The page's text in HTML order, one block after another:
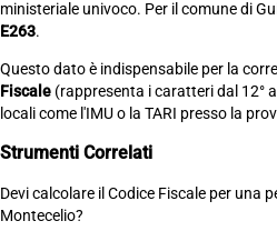
ministeriale univoco. Per il comune di
E263.
Questo dato è indispensabile per la
Fiscale (rappresenta i caratteri dal 12°
locali come l'IMU o la TARI presso la
Strumenti Correlati
Devi calcolare il Codice Fiscale per una
Montecelio?